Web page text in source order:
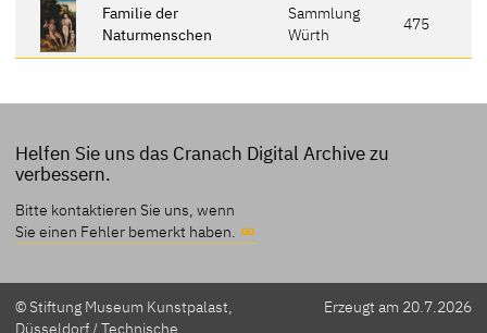
Familie der
Naturmenschen
Sammlung
Würth
475
Helfen Sie uns das Cranach Digital Archive zu
verbessern.
Bitte kontaktieren Sie uns, wenn
Sie einen Fehler bemerkt haben.
© Stiftung Museum Kunstpalast,
Düsseldorf / Technische
Erzeugt am 20.7.2026